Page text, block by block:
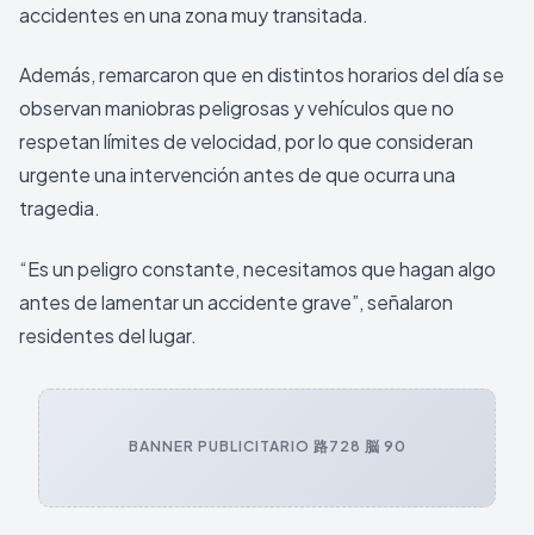
accidentes en una zona muy transitada.
Además, remarcaron que en distintos horarios del día se
observan maniobras peligrosas y vehículos que no
respetan límites de velocidad, por lo que consideran
urgente una intervención antes de que ocurra una
tragedia.
“Es un peligro constante, necesitamos que hagan algo
antes de lamentar un accidente grave”, señalaron
residentes del lugar.
BANNER PUBLICITARIO 路728 脳 90